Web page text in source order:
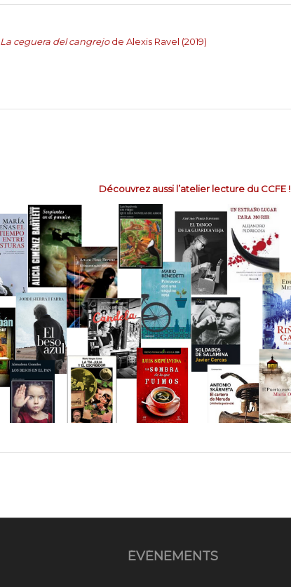
La ceguera del cangrejode Alexis Ravel (2019)
Découvrez aussi l’atelier lecture du CCFE !
ÉVÉNEMENTS